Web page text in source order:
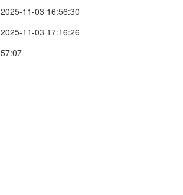
2025-11-03 16:56:30
2025-11-03 17:16:26
57:07